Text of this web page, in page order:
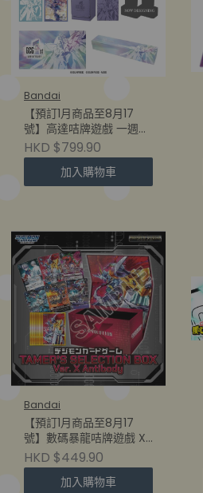
Bandai
【預訂1月商品至8月17
號】高達咭牌遊戲 一週年
豪華套裝 [PB-03]
(4582770124897)
HKD $799.90
加入購物車
Bandai
【預訂1月商品至8月17
號】數碼暴龍咭牌遊戲 X
抗體主題 馴獸師精選豪華
套裝 [PB-26]
(4582770079340)
HKD $449.90
加入購物車